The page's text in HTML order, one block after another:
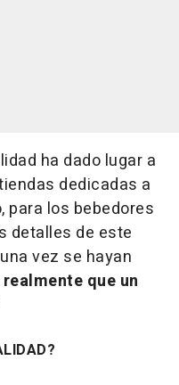
ha dado lugar a
dedicadas a
para los bebedores
detalles de este
vez se hayan
que un